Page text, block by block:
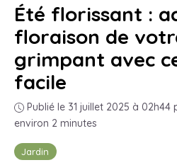
Jardin
Été florissant :
floraison de
grimpant avec
facile
Publié le 31 juillet 2025 à 02h44
environ 2 minutes